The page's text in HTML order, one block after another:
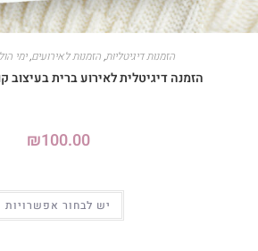
הזמנות דיגיטליות,הזמנות לאירועים,ימי
הזמנה דיגיטלית לאירוע ברית בעיצוב
₪100.00
יש לבחור אפשרויות